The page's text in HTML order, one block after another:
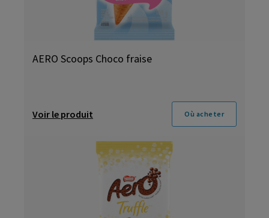
AERO Scoops Choco fraise
Voir le produit Où acheter